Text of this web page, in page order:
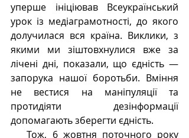
уперше ініціював Всеукраїнський
урок із медіаграмотності, до якого
долучилася вся країна. Виклики, з
якими ми зіштовхнулися вже за
лічені дні, показали, що єдність —
запорука нашої боротьби. Вміння
не вестися на маніпуляції та
протидіяти дезінформації
допомагають зберегти єдність.
   Тож, 6 жовтня поточного року